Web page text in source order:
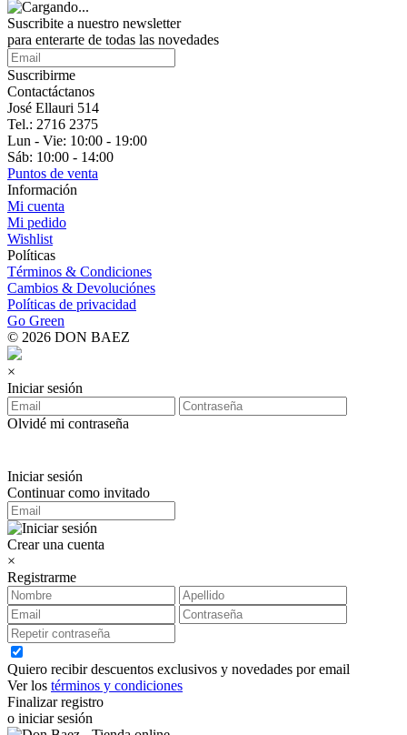
Suscribite a nuestro newsletter
para enterarte de todas las novedades
Suscribirme
Contactáctanos
José Ellauri 514
Tel.: 2716 2375
Lun - Vie: 10:00 - 19:00
Sáb: 10:00 - 14:00
Puntos de venta
Información
Mi cuenta
Mi pedido
Wishlist
Políticas
Términos & Condiciones
Cambios & Devoluciónes
Políticas de privacidad
Go Green
© 2026 DON BAEZ
×
Iniciar sesión
Olvidé mi contraseña
Iniciar sesión
Continuar como invitado
Crear una cuenta
×
Registrarme
Quiero recibir descuentos exclusivos y novedades por email
Ver los términos y condiciones
Finalizar registro
o iniciar sesión